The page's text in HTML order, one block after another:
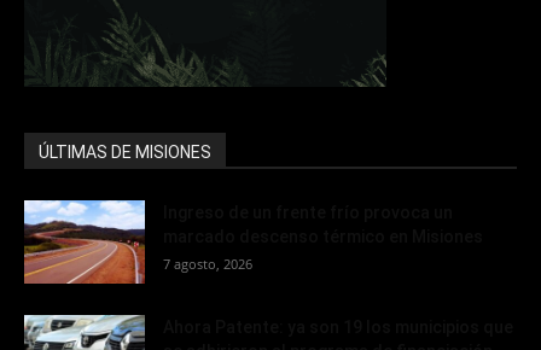
ÚLTIMAS DE MISIONES
7 agosto, 2026